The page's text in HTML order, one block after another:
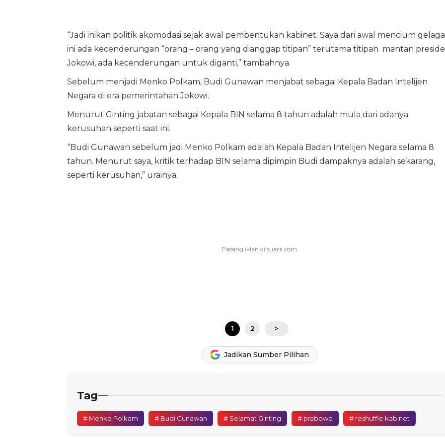
“Jadi inikan politik akomodasi sejak awal pembentukan kabinet. Saya dari awal mencium
ini ada kecenderungan “orang – orang yang dianggap titipan” terutama titipan mantan
Jokowi, ada kecenderungan untuk diganti,” tambahnya.
Sebelum menjadi Menko Polkam, Budi Gunawan menjabat sebagai Kepala Badan Intelijen
Negara di era pemerintahan Jokowi.
Menurut Ginting jabatan sebagai Kepala BIN selama 8 tahun adalah mula dari adanya
kerusuhan seperti saat ini.
“Budi Gunawan sebelum jadi Menko Polkam adalah Kepala Badan Intelijen Negara selama 8
tahun. Menurut saya, kritik terhadap BIN selama dipimpin Budi dampaknya adalah sekarang,
seperti kerusuhan,” urainya.
1 2 >
Jadikan Sumber Pilihan
Tag
# Menko Polkam # Budi Gunawan # Selamat Ginting # prabowo # reshuffle kabinet